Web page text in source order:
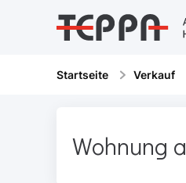
Startseite Verkauf
Wohnung